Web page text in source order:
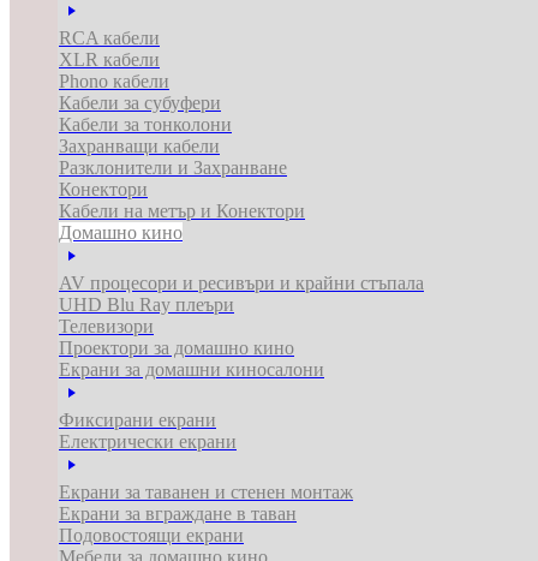
RCA кабели
XLR кабели
Phono кабели
Кабели за субуфери
Кабели за тонколони
Захранващи кабели
Разклонители и Захранване
Конектори
Кабели на метър и Конектори
Домашно кино
AV процесори и ресивъри и крайни стъпала
UHD Blu Ray плеъри
Телевизори
Проектори за домашно кино
Екрани за домашни киносалони
Фиксирани екрани
Електрически екрани
Екрани за таванен и стенен монтаж
Екрани за вграждане в таван
Подовостоящи екрани